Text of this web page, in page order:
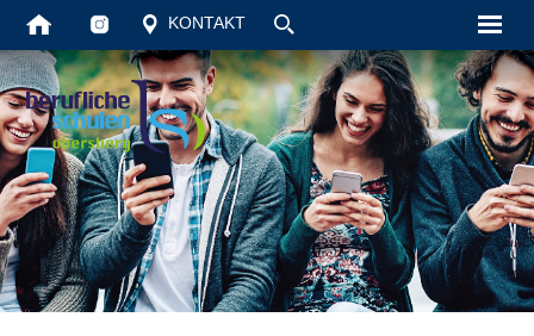
KONTAKT
Startseite
Unsere
Schüler
Vollzeit